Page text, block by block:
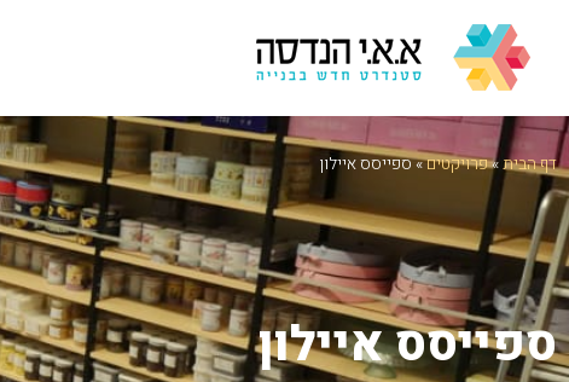
דף הבית»פרויקטים»ספייסס איילון
ספייסס איילון